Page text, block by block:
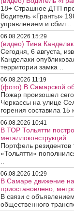
18+ Страшное ДТП
Водитель «Гранты»
управлением и сбил ..
06.08.2026 15:29
(видео) Тина
Сегодня, 6 августа,
Канделаки
территории замка ..
06.08.2026 11:19
(фото) В Самарской
Пожар произошел
Черкассы на улице
горения составила 15
06.08.2026 10:41
В ТОР Тольятти
металлоконструкций.
Портфель
«Тольятти»
06.08.2026 10:29
В Самаре движение
приостановлено,
В связи с
общественного